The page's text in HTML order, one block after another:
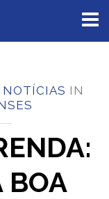
IN
BOA